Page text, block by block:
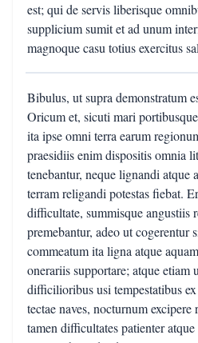
est; qui de servis liberisque
supplicium sumit et ad unum
magnoque casu totius exercitus
Bibulus, ut supra demonstratum
Oricum et, sicuti mari
ita ipse omni terra earum
praesidiis enim dispositis omnia
tenebantur, neque lignandi atque
terram religandi potestas fiebat.
difficultate, summisque angustiis
premebantur, adeo ut cogerentur
commeatum ita ligna atque
onerariis supportare; atque etiam
difficilioribus usi tempestatibus
tectae naves, nocturnum
tamen difficultates patienter